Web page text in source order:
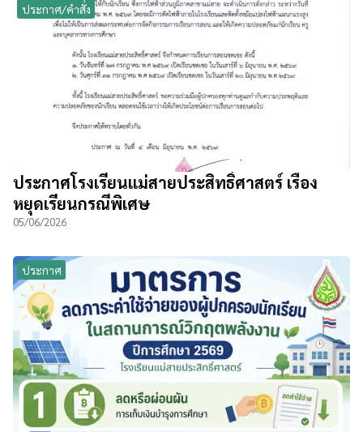
ประกาศ/คำสั่ง
ประกาศโรงเรียนแม่สายประสิทธิ์ศาสตร์ เรื่อง
หยุดเรียนกรณีพิเศษ
05/06/2026
ประกาศ